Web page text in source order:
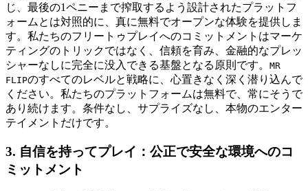
じ、最後の1ペニーまで搾取するよう設計されたプラットフ
ォームとは対照的に、真に無料でオープンな体験を提供しま
す。私たちのフリートゥプレイへのコミットメントはマーケ
ティングのトリックではなく、信頼を育み、金融的なプレッ
シャーなしに完全に没入できる基盤となる原則です。 MR
FLIPのすべてのレベルと戦略に、心置きなく深く潜り込んで
ください。私たちのプラットフォームは無料で、常にそうで
あり続けます。条件なし、サプライズなし、本物のエンター
テイメントだけです。
3. 自信を持ってプレイ：公正で安全な環境へのコ
ミットメント